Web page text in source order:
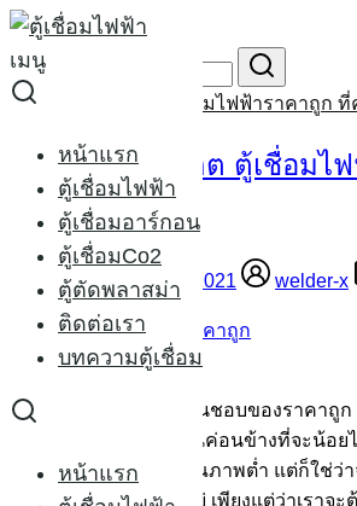
Skip
to
content
เมนู
หน้าแรก
ตู้เชื่อมไฟฟ้า
ตู้เชื่อมอาร์กอน
ตู้เชื่อมCo2
ตู้ตัดพลาสม่า
ติดต่อเรา
บทความตู้เชื่อม
หน้าแรก
Search
for:
เทคนิคการสังเกต ตู้เชื่อมไฟฟ้าราคาถูก
เทคนิคการสังเกต ตู้เชื่อมไ
คุณควรรู้
06/09/2015 24/02/2021 welder-x
NIKATEC-200
ผมเชื่อว่าหลายคนคงชื่นชอบของราคาถู
มากจะมีอายุการใช้งานค่อนข้างที่จะน้อย
เชื่อมราคาถูก และมีคุณภาพต่ำ แต่ก็ใช่ว่
ของดีราคาถูกยังคงมีอยู่ เพียงแต่ว่าเราจะ